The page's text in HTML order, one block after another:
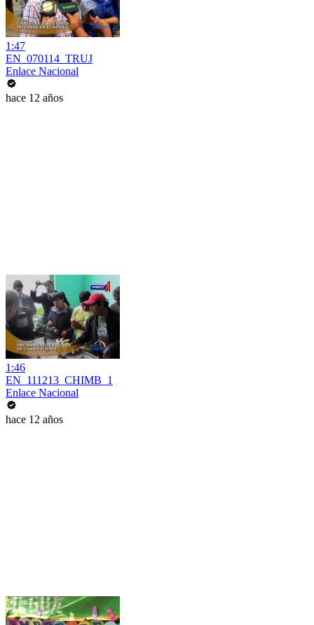
1:47
EN_070114_TRUJ
Enlace Nacional
hace 12 años
1:46
EN_111213_CHIMB_1
Enlace Nacional
hace 12 años